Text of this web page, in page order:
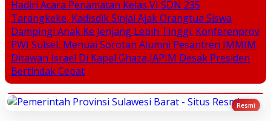
Hadiri Acara Penamatan Kelas VI SDN 235
Tarangkeke, Kadisdik Sinjai Ajak Orangtua Siswa
Dampingi Anak Ke Jenjang Lebih Tinggi. Konferenprov
PWI Sulsel, Menuai Sorotan Alumni Pesantren IMMIM
Ditawan Israel Di Kapal Ghaza,IAPIM Desak Presiden
Bertindak Cepat